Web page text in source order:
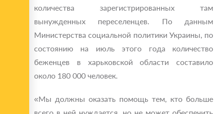
количества зарегистрированных там
вынужденных переселенцев. По данным
Министерства социальной политики Украины, по
состоянию на июль этого года количество
беженцев в харьковской области составило
около 180 000 человек.
«Мы должны оказать помощь тем, кто больше